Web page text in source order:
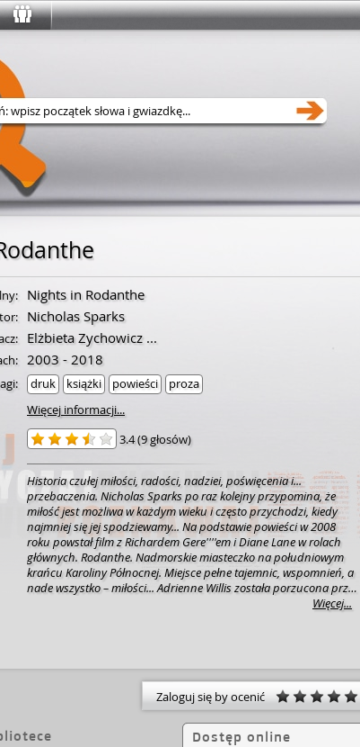
Wyszukaj w serwisie
Nights in Rodanthe
Nicholas Sparks
Elżbieta Zychowicz...
2003 - 2018
druk książki powieści
proza
Więcej informacji...
3.4(9 głosów)
Historia czułej miłości, radości, nadziei, poświęcenia i...
przebaczenia. Nicholas Sparks po raz kolejny przypomina, że
miłość jest możliwa w każdym wieku i często przychodzi, kiedy
najmniej się jej spodziewamy... Na podstawie powieści w 2008
roku powstał film z Richardem Gere''''em i Diane Lane w rolach
głównych. Rodanthe. Nadmorskie miasteczko na południowym
krańcu Karoliny Północnej. Miejsce pełne tajemnic, wspomnień, a
nade wszystko – miłości... Adrienne Willis została porzucona przez
męża dla młodszej kobiety. Trzy lata po rozwodzie, na prośbę
Rodanthe jest miejscem ucieczki. Kilkudniowa znajomość wywraca
ich świat do góry nogami. Postanawiają wspólnie spędzić resztę
życia, ale los chce inaczej. Wspomnienie tej miłości towarzyszy
Więcej...
Zaloguj się by ocenić
Dostęp online